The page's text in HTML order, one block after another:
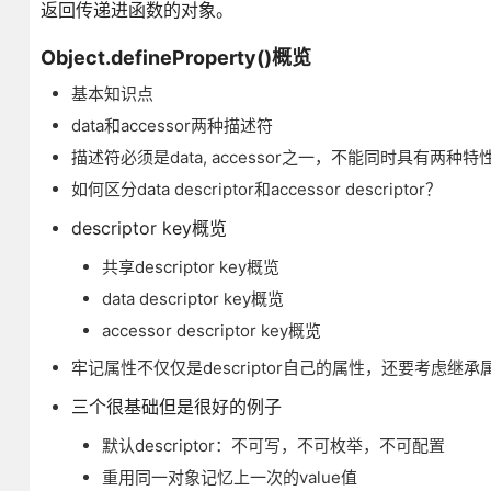
返回传递进函数的对象。
Object.defineProperty()概览
基本知识点
data和accessor两种描述符
描述符必须是data, accessor之一，不能同时具有两种特
如何区分data descriptor和accessor descriptor？
descriptor key概览
共享descriptor key概览
data descriptor key概览
accessor descriptor key概览
牢记属性不仅仅是descriptor自己的属性，还要考虑继承
三个很基础但是很好的例子
默认descriptor：不可写，不可枚举，不可配置
重用同一对象记忆上一次的value值